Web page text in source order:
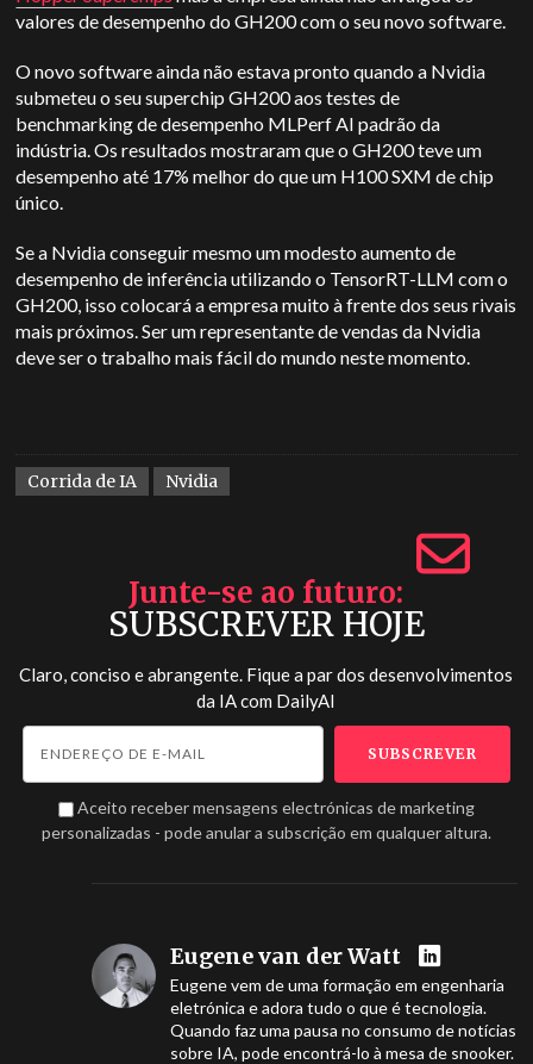
valores de desempenho do GH200 com o seu novo software.
O novo software ainda não estava pronto quando a Nvidia
submeteu o seu superchip GH200 aos testes de
benchmarking de desempenho MLPerf AI padrão da
indústria. Os resultados mostraram que o GH200 teve um
desempenho até 17% melhor do que um H100 SXM de chip
único.
Se a Nvidia conseguir mesmo um modesto aumento de
desempenho de inferência utilizando o TensorRT-LLM com o
GH200, isso colocará a empresa muito à frente dos seus rivais
mais próximos. Ser um representante de vendas da Nvidia
deve ser o trabalho mais fácil do mundo neste momento.
Corrida de IA Nvidia
Junte-se ao futuro
SUBSCREVER HOJE
Claro, conciso e abrangente. Fique a par dos desenvolvimentos
da IA com DailyAI
Aceito receber mensagens electrónicas de marketing
personalizadas - pode anular a subscrição em qualquer altura.
Eugene van der Watt
Eugene vem de uma formação em engenharia
eletrónica e adora tudo o que é tecnologia.
Quando faz uma pausa no consumo de notícias
sobre IA, pode encontrá-lo à mesa de snooker.